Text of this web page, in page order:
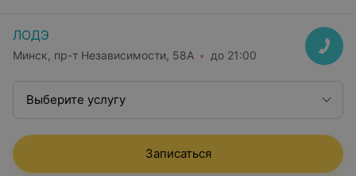
ЛОДЭ
Минск, пр-т Независимости, 58А до 21:00
Выберите услугу
Записаться